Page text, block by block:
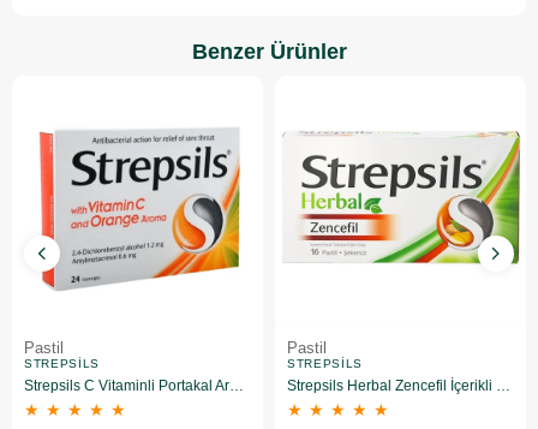
Benzer Ürünler
Pastil
STREPSILS
Strepsils C Vitaminli Portakal Aromalı Pastil 24 Adet
★ ★ ★ ★ ★
Pastil
STREPSILS
Strepsils Herbal Zencefil İçerikli Pastil Takviye Edici Gıda 16 Adet
★ ★ ★ ★ ★